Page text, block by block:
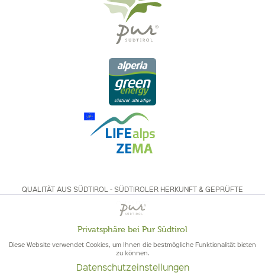
QUALITÄT AUS SÜDTIROL - SÜDTIROLER HERKUNFT & GEPRÜFTE
QUALITÄT
Aktiv
Inaktiv
Privatsphäre bei Pur Südtirol
Diese Website verwendet Cookies, um Ihnen die bestmögliche Funktionalität bieten
zu können.
Datenschutzeinstellungen